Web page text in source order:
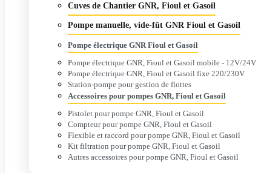
Cuves de Chantier GNR, Fioul et Gasoil
Pompe manuelle, vide-fût GNR Fioul et Gasoil
Pompe électrique GNR Fioul et Gasoil
Pompe électrique GNR, Fioul et Gasoil mobile - 12V/24V
Pompe électrique GNR, Fioul et Gasoil fixe 220/230V
Station-pompe pour gestion de flottes
Accessoires pour pompes GNR, Fioul et Gasoil
Pistolet pour pompe GNR, Fioul et Gasoil
Compteur pour pompe GNR, Fioul et Gasoil
Flexible et raccord pour pompe GNR, Fioul et Gasoil
Kit filtration pour pompe GNR, Fioul et Gasoil
Autres accessoires pour pompe GNR, Fioul et Gasoil